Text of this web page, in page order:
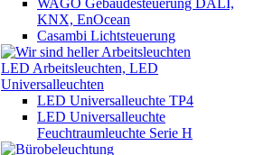
WAGO Gebäudesteuerung DALI,
KNX, EnOcean
Casambi Lichtsteuerung
LED Arbeitsleuchten, LED
Universalleuchten
LED Universalleuchte TP4
LED Universalleuchte
Feuchtraumleuchte Serie H